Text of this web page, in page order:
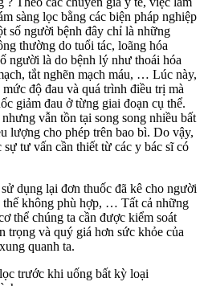
sàng lọc bằng các biện pháp nghiệp
số người bệnh đây chỉ là những
thường do tuổi tác, loãng hóa
người là do bệnh lý như thoái hóa
tắt nghẽn mạch máu, … Lúc này,
độ đau và quá trình điều trị mà
giảm đau ở từng giai đoạn cụ thể.
vẫn tồn tại song song nhiều bất
lượng cho phép trên bao bì. Do vậy,
tư vấn cần thiết từ các y bác sĩ có
dụng lại đơn thuốc đã kê cho người
thế không phù hợp, … Tất cả những
thể chúng ta cần được kiểm soát
trọng và quý giá hơn sức khỏe của
quanh ta.